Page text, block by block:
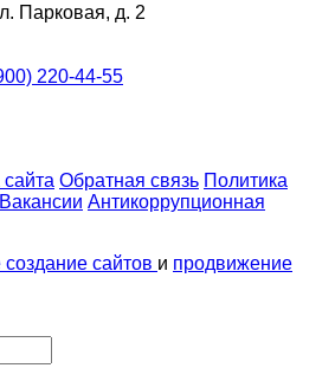
Парковая, д. 2
220-44-55
сайта Обратная связь Политика
Вакансии Антикоррупционная
сайтов и продвижение